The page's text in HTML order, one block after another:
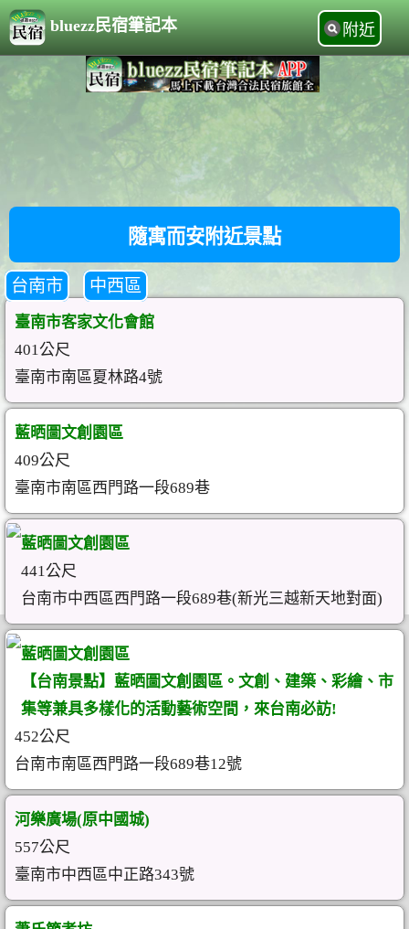
bluezz民宿筆記本 附近
隨寓而安附近景點
台南市 中西區
臺南市客家文化會館
401公尺
臺南市南區夏林路4號
藍晒圖文創園區
409公尺
臺南市南區西門路一段689巷
藍晒圖文創園區
441公尺
台南市中西區西門路一段689巷(新光三越新天地對面)
藍晒圖文創園區
【台南景點】藍晒圖文創園區。文創、建築、彩繪、市
集等兼具多樣化的活動藝術空間，來台南必訪!
452公尺
台南市南區西門路一段689巷12號
河樂廣場(原中國城)
557公尺
臺南市中西區中正路343號